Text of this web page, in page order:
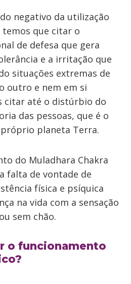
negativo da utilização
que citar o
de defesa que gera
e a irritação que
situações extremas de
outro e nem em si
citar até o distúrbio do
das pessoas, que é o
planeta Terra.
do Muladhara Chakra
falta de vontade de
física e psíquica
na vida com a sensação
sem chão.
o funcionamento